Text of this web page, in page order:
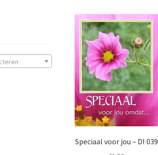
Speciaal voor jou – DI 039